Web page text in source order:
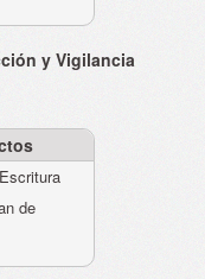
y Vigilancia
de